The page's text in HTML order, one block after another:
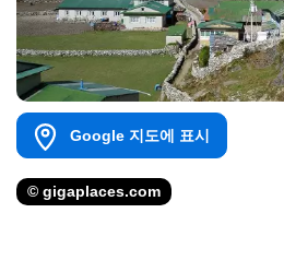
Google 지도에 표시
© gigaplaces.com